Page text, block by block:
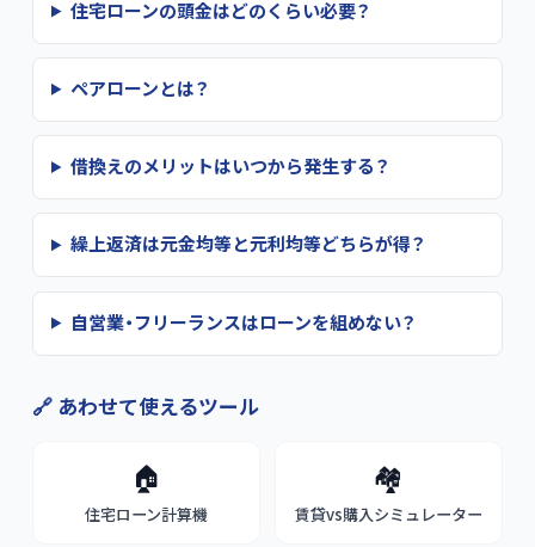
住宅ローンの頭金はどのくらい必要？
ペアローンとは？
借換えのメリットはいつから発生する？
繰上返済は元金均等と元利均等どちらが得？
自営業・フリーランスはローンを組めない？
🔗 あわせて使えるツール
🏠
住宅ローン計算機
🏘️
賃貸vs購入シミュレーター